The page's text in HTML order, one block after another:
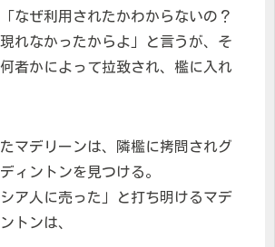
なぜ利用されたかわからないの？
れなかったからよ」と言うが、そ
者かによって拉致され、檻に入れ
マデリーンは、隣檻に拷問されグ
ィントンを見つける。
シア人に売った」と打ち明けるマデ
トンは、